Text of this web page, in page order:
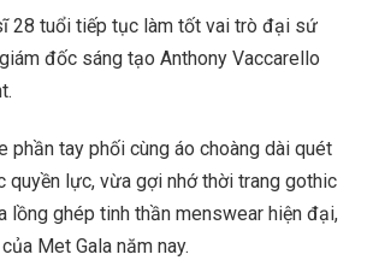
28 tuổi tiếp tục làm tốt vai trò đại sứ
đốc sáng tạo Anthony Vaccarello
phần tay phối cùng áo choàng dài quét
quyền lực, vừa gợi nhớ thời trang gothic
lồng ghép tinh thần menswear hiện đại,
Met Gala năm nay.